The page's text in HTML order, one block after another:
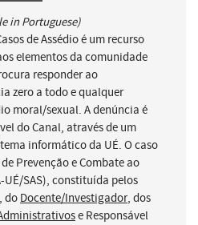
in Portuguese)
de Assédio é um recurso
elementos da comunidade
responder ao
zero a todo e qualquer
moral/sexual. A denúncia é
do Canal, através de um
informático da UÉ. O caso
Prevenção e Combate ao
UÉ/SAS), constituída pelos
, do Docente/Investigador, dos
e Responsável